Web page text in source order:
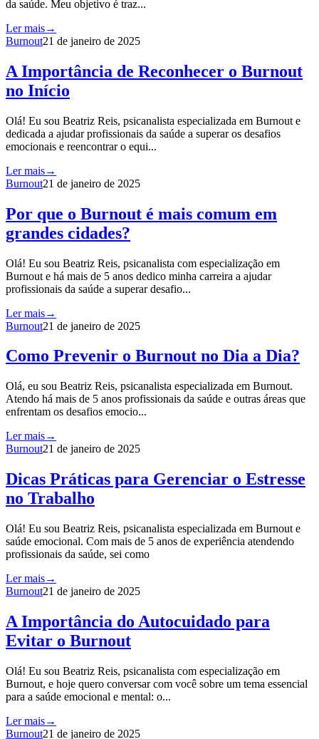
da saúde. Meu objetivo é traz...
Ler mais→
Burnout21 de janeiro de 2025
A Importância de Reconhecer o Burnout
no Início
Olá! Eu sou Beatriz Reis, psicanalista especializada em Burnout e
dedicada a ajudar profissionais da saúde a superar os desafios
emocionais e reencontrar o equi...
Ler mais→
Burnout21 de janeiro de 2025
Por que o Burnout é mais comum em
grandes cidades?
Olá! Eu sou Beatriz Reis, psicanalista com especialização em
Burnout e há mais de 5 anos dedico minha carreira a ajudar
profissionais da saúde a superar desafio...
Ler mais→
Burnout21 de janeiro de 2025
Como Prevenir o Burnout no Dia a Dia?
Olá, eu sou Beatriz Reis, psicanalista especializada em Burnout.
Atendo há mais de 5 anos profissionais da saúde e outras áreas que
enfrentam os desafios emocio...
Ler mais→
Burnout21 de janeiro de 2025
Dicas Práticas para Gerenciar o Estresse
no Trabalho
Olá! Eu sou Beatriz Reis, psicanalista especializada em Burnout e
saúde emocional. Com mais de 5 anos de experiência atendendo
profissionais da saúde, sei como
Ler mais→
Burnout21 de janeiro de 2025
A Importância do Autocuidado para
Evitar o Burnout
Olá! Eu sou Beatriz Reis, psicanalista com especialização em
Burnout, e hoje quero conversar com você sobre um tema essencial
para a saúde emocional e mental: o...
Ler mais→
Burnout21 de janeiro de 2025